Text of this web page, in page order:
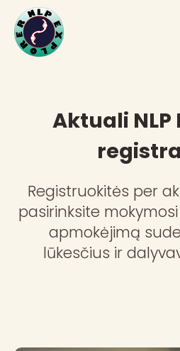
Aktuali
Registruokitės per
pasirinksite
apmokėjimą
lūkesčius ir